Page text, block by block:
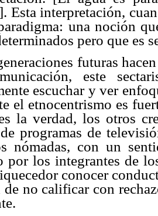
Esta interpretación,
una noción
pero que es
futuras
este
escuchar y ver
el etnocentrismo es
la verdad, los otros
programas de
nómadas, con un
por los integrantes de
conocer
de no calificar con